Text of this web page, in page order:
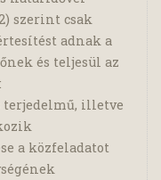
szerint csak
adnak a
és teljesül az
terjedelmű, illetve
a közfeladatot